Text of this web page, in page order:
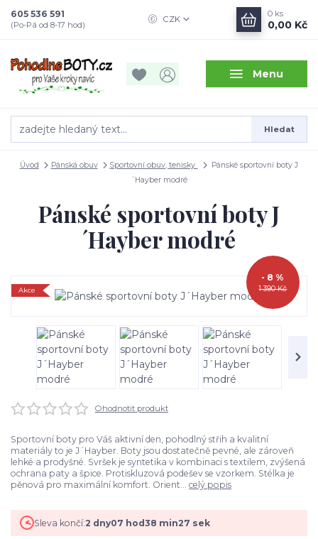
Menu
CZK
Hledat
605 536 591
(Po-Pá od 8-17 hod)
0 ks
0,00 Kč
Úvod Pánská obuv Sportovní obuv, tenisky
Pánské sportovní boty J
´Hayber modré
Pánské sportovní boty J
´Hayber modré
Akce 1 390 Kč
- 8 %
Ohodnotit produkt
Sportovní boty pro Váš aktivní den, pohodlný střih a kvalitní
materiály to je J´Hayber. Boty jsou dostatečně pevné, ale zároveň
lehké a prodyšné. Svršek je syntetika v kombinaci s textilem, zvýšená
ochrana paty a špice. Protiskluzová podešev se vzorkem. Stélka je
pěnová pro maximální komfort. Orient... celý popis
Sleva končí:2 dny07 hod38 min27 sek